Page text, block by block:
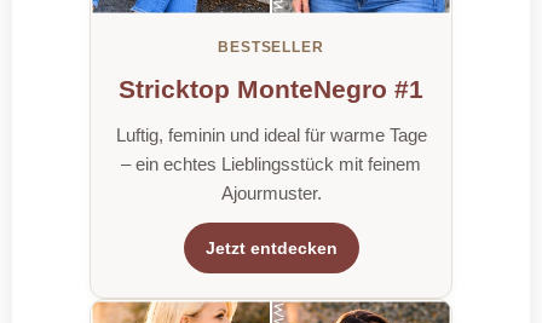
BESTSELLER
Stricktop MonteNegro #1
Luftig, feminin und ideal für warme Tage
– ein echtes Lieblingsstück mit feinem
Ajourmuster.
Jetzt entdecken